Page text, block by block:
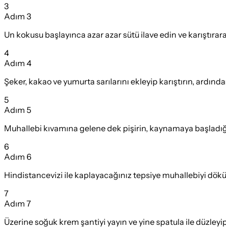
3
Adım 3
Un kokusu başlayınca azar azar sütü ilave edin ve
4
Adım 4
Şeker, kakao ve yumurta sarılarını ekleyip karıştırın,
5
Adım 5
Muhallebi kıvamına gelene dek pişirin, kaynamaya
6
Adım 6
Hindistancevizi ile kaplayacağınız tepsiye muhallebiyi
7
Adım 7
Üzerine soğuk krem şantiyi yayın ve yine spatula ile